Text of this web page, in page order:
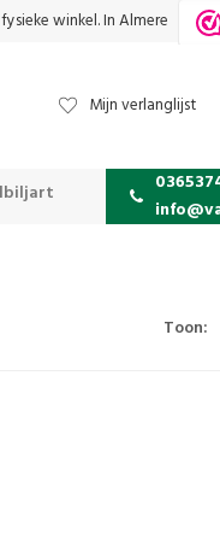
winkel. In Almere
Mijn verlanglijst
Toon: